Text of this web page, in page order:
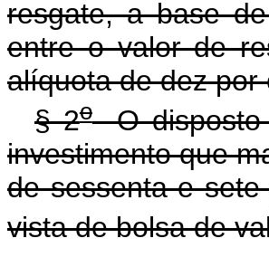
resgate, a base
entre o valor de
alíquota de dez por
§ 2oO disposto
investimento que
de sessenta e
vista de bolsa de